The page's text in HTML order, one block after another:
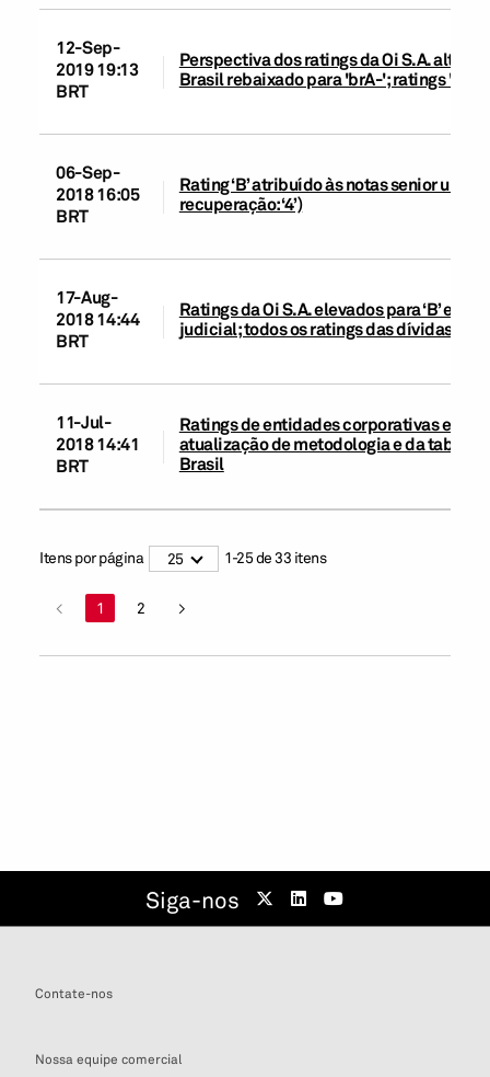
12-Sep-
2019 19:13
BRT
Perspectiva dos ratings da Oi S.A.
Brasil rebaixado para 'brA-'; ratings 'B'
06-Sep-
2018 16:05
BRT
Rating ‘B’ atribuído às notas senior
recuperação: ‘4’)
17-Aug-
2018 14:44
BRT
Ratings da Oi S.A. elevados para ‘B’ e
judicial; todos os ratings das dívidas
11-Jul-
2018 14:41
BRT
Ratings de entidades corporativas e de
atualização de metodologia e da tabela
Brasil
Itens por página 25 1-25de33 itens
< 1 2 >
Siga-nos
Contate-nos
Nossa equipe comercial